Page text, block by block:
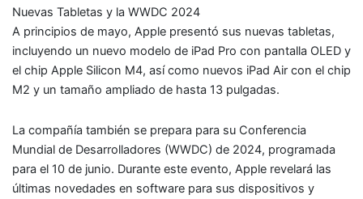
Nuevas Tabletas y la WWDC 2024
A principios de mayo, Apple presentó sus nuevas tabletas,
incluyendo un nuevo modelo de iPad Pro con pantalla OLED y
el chip Apple Silicon M4, así como nuevos iPad Air con el chip
M2 y un tamaño ampliado de hasta 13 pulgadas.
La compañía también se prepara para su Conferencia
Mundial de Desarrolladores (WWDC) de 2024, programada
para el 10 de junio. Durante este evento, Apple revelará las
últimas novedades en software para sus dispositivos y